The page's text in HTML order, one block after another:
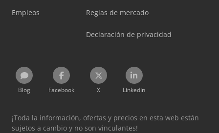
Empleos Reglas de mercado
Declaración de privacidad
Blog Facebook X LinkedIn
¡Toda la información, ofertas y precios en esta web están
sujetos a cambio y no son vinculantes!